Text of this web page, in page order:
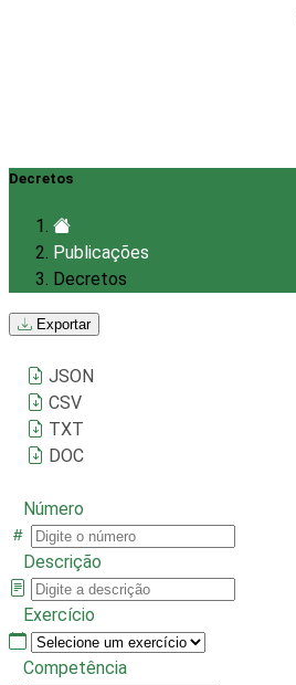
Decretos
Publicações
Decretos
Exportar
JSON
CSV
TXT
DOC
Número
Descrição
Exercício
Competência